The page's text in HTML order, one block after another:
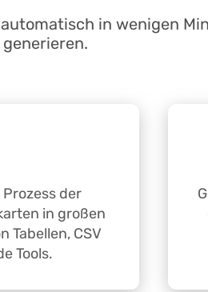
in wenigen
der
in großen
Tabellen, CSV
Tools.